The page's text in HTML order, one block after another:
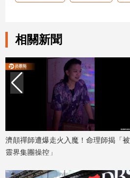
相關新聞
濟顛禪師遭爆走火入魔！命理師揭「被
靈界集團操控」